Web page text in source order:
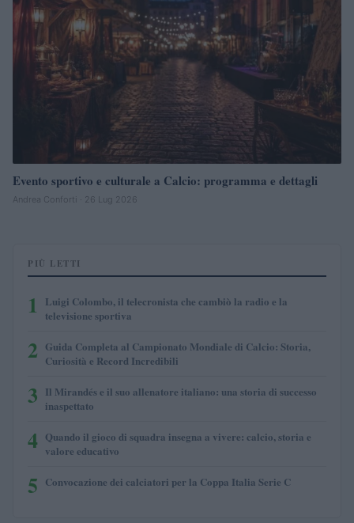
Evento sportivo e culturale a Calcio: programma e dettagli
Andrea Conforti · 26 Lug 2026
PIÙ LETTI
1
Luigi Colombo, il telecronista che cambiò la radio e la
televisione sportiva
2 Guida Completa al Campionato Mondiale di Calcio: Storia,
Curiosità e Record Incredibili
3 Il Mirandés e il suo allenatore italiano: una storia di successo
inaspettato
4 Quando il gioco di squadra insegna a vivere: calcio, storia e
valore educativo
5 Convocazione dei calciatori per la Coppa Italia Serie C